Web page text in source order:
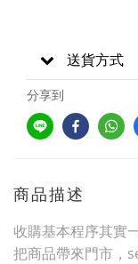
送貨方式
分享到
商品描述
收購基本程序其實
把商品帶來門市，